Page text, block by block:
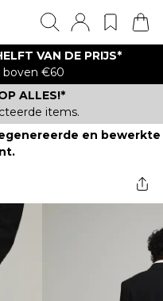
VAN DE PRIJS*
boven €60
ALLES!*
items.
en bewerkte